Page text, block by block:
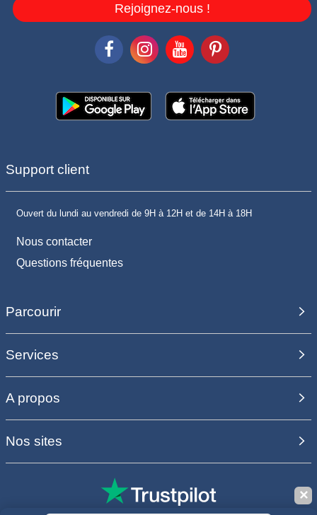
Rejoignez-nous !
Support client
Ouvert du lundi au vendredi de 9H à 12H et de 14H à 18H
Nous contacter
Questions fréquentes
Parcourir
Services
A propos
Nos sites
✕